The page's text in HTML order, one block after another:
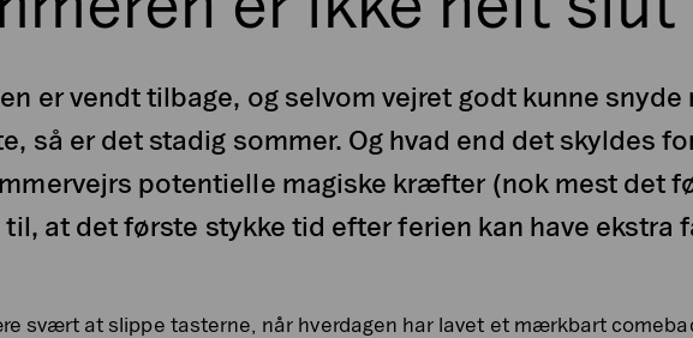
er vendt tilbage, og selvom vejret godt kunne
så er det stadig sommer. Og hvad end det skyldes
potentielle magiske kræfter (nok mest det
at det første stykke tid efter ferien kan have ekstra
svært at slippe tasterne, når hverdagen har lavet et mærkbart